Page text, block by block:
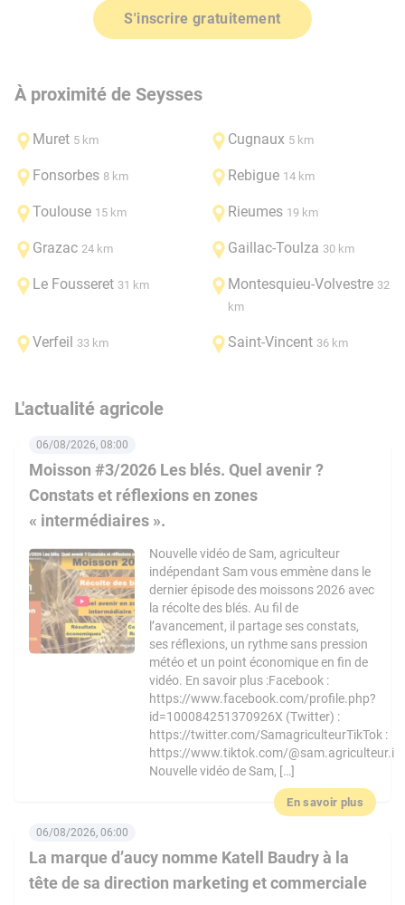
S'inscrire gratuitement
À proximité de Seysses
Muret 5 km Cugnaux 5 km
Fonsorbes 8 km Rebigue 14 km
Toulouse 15 km Rieumes 19 km
Grazac 24 km Gaillac-Toulza 30 km
Le Fousseret 31 km Montesquieu-Volvestre 32
km
Verfeil 33 km Saint-Vincent 36 km
L'actualité agricole
Moisson #3/2026 Les blés. Quel avenir ?
Constats et réflexions en zones
« intermédiaires ».
06/08/2026, 08:00
Nouvelle vidéo de Sam, agriculteur
indépendant Sam vous emmène dans le
dernier épisode des moissons 2026 avec
la récolte des blés. Au fil de
l’avancement, il partage ses constats,
ses réflexions, un rythme sans pression
météo et un point économique en fin de
vidéo. En savoir plus :Facebook :
https://www.facebook.com/profile.php?
id=100084251370926X (Twitter) :
https://twitter.com/SamagriculteurTikTok :
https://www.tiktok.com/@sam.agriculteur.i
Nouvelle vidéo de Sam, […]
En savoir plus
La marque d’aucy nomme Katell Baudry à la
tête de sa direction marketing et commerciale
06/08/2026, 06:00